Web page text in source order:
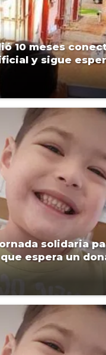
10 meses
y sigue
solidaria
espera un